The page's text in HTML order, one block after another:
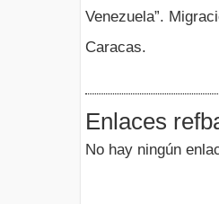
Venezuela”.
Caracas.
Enlaces
No hay ningún